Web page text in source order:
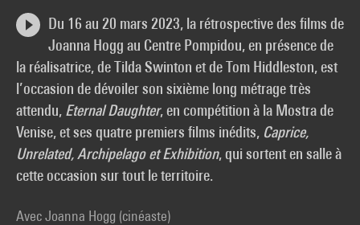
Du 16 au 20 mars 2023, la rétrospective des films de
Joanna Hogg au Centre Pompidou, en présence de
la réalisatrice, de Tilda Swinton et de Tom Hiddleston, est
l’occasion de dévoiler son sixième long métrage très
attendu, Eternal Daughter, en compétition à la Mostra de
Venise, et ses quatre premiers films inédits, Caprice,
Unrelated, Archipelago et Exhibition, qui sortent en salle à
cette occasion sur tout le territoire.
Avec Joanna Hogg (cinéaste)